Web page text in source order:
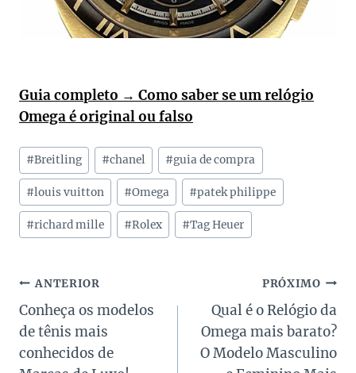
Guia completo → Como saber se um relógio
Omega é original ou falso
Tags
do
Post:
#Breitling #chanel #guia de compra
#louis vuitton #Omega #patek philippe
#richard mille #Rolex #Tag Heuer
Navegação
de
Post
ANTERIOR
Conheça os modelos
de tênis mais
conhecidos de
PRÓXIMO
Qual é o Relógio da
Omega mais barato?
O Modelo Masculino